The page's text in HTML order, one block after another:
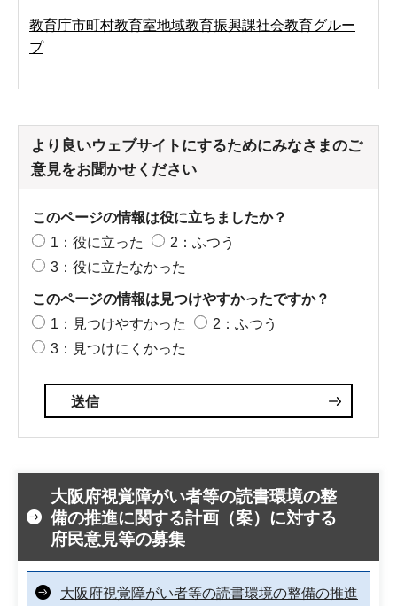
教育庁市町村教育室地域教育振興課社会教育グルー
プ
より良いウェブサイトにするためにみなさまのご
意見をお聞かせください
このページの情報は役に立ちましたか？
1：役に立った
2：ふつう
3：役に立たなかった
このページの情報は見つけやすかったですか？
1：見つけやすかった
2：ふつう
3：見つけにくかった
大阪府視覚障がい者等の読書環境の整
備の推進に関する計画（案）に対する
府民意見等の募集
大阪府視覚障がい者等の読書環境の整備の推進